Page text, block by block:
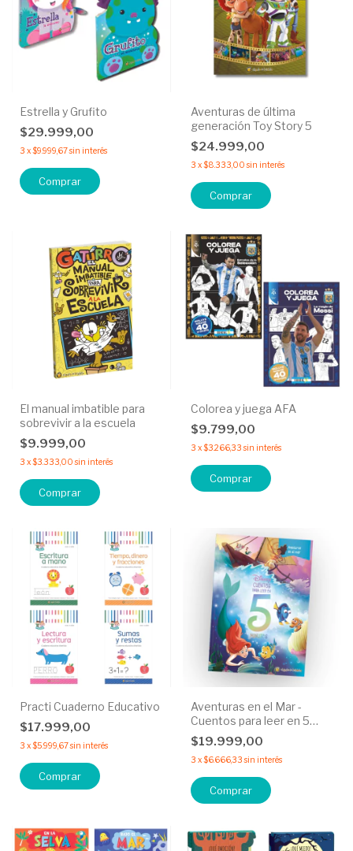
Estrella y Grufito
$29.999,00
3 x$9.999,67sin interés
Comprar
Aventuras de última
generación Toy Story 5
$24.999,00
3 x$8.333,00 sin interés
El manual imbatible para
sobrevivir a la escuela
$9.999,00
3 x$3.333,00 sin interés
Colorea y juega AFA
$9.799,00
3 x$3.266,33 sin interés
Comprar
Practi Cuaderno Educativo
$17.999,00
3 x$5.999,67sin interés
Comprar
Aventuras en el Mar -
Cuentos para leer en 5
minutos
$19.999,00
3 x$6.666,33 sin interés